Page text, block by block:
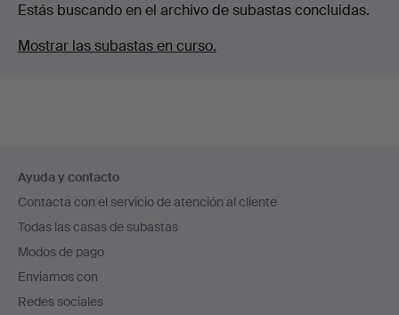
Estás buscando en el archivo de subastas concluidas.
Mostrar las subastas en curso.
en
el
pie
de
página
Ayuda y contacto
Contacta con el servicio de atención al cliente
Todas las casas de subastas
Modos de pago
Enviamos con
Redes sociales